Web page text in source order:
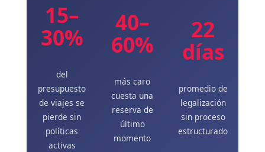
15–
30%
del
presupuesto
de viajes se
pierde sin
políticas
activas
40–
60%
más caro
cuesta una
reserva de
último
momento
22
días
promedio de
legalización
sin proceso
estructurado